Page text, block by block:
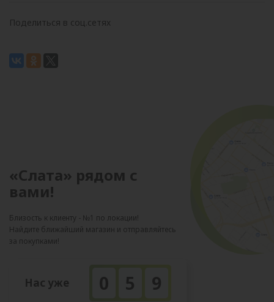
Поделиться в соц.сетях
«Слата» рядом с
вами!
Близость к клиенту - №1 по локации!
Найдите ближайший магазин и отправляйтесь
за покупками!
Нас уже 0 5 9